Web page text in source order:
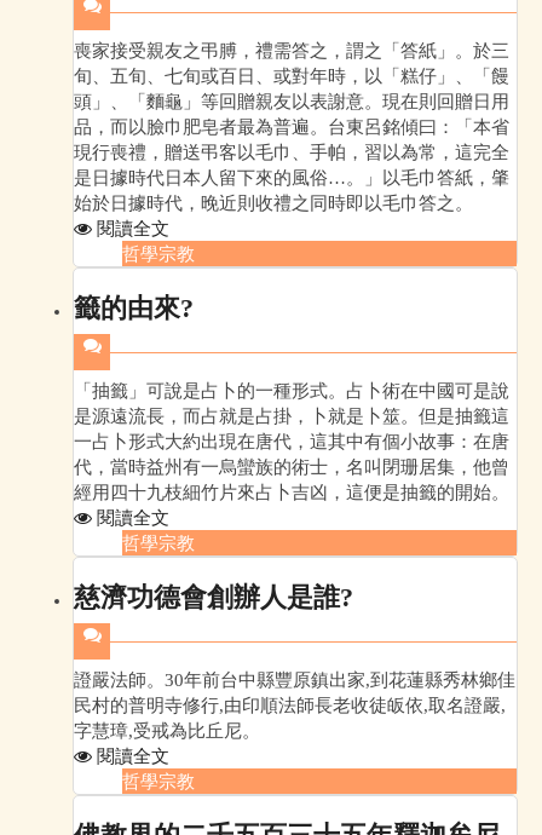
喪家接受親友之弔膊，禮需答之，謂之「答紙」。於三
旬、五旬、七旬或百日、或對年時，以「糕仔」、「饅
頭」、「麵龜」等回贈親友以表謝意。現在則回贈日用
品，而以臉巾肥皂者最為普遍。台東呂銘傾曰：「本省
現行喪禮，贈送弔客以毛巾、手帕，習以為常，這完全
是日據時代日本人留下來的風俗…。」以毛巾答紙，肇
始於日據時代，晚近則收禮之同時即以毛巾答之。
閱讀全文
哲學宗教
籤的由來?
「抽籤」可說是占卜的一種形式。占卜術在中國可是說
是源遠流長，而占就是占掛，卜就是卜筮。但是抽籤這
一占卜形式大約出現在唐代，這其中有個小故事：在唐
代，當時益州有一烏蠻族的術士，名叫閉珊居集，他曾
經用四十九枝細竹片來占卜吉凶，這便是抽籤的開始。
閱讀全文
哲學宗教
慈濟功德會創辦人是誰?
證嚴法師。30年前台中縣豐原鎮出家,到花蓮縣秀林鄉佳
民村的普明寺修行,由印順法師長老收徒皈依,取名證嚴,
字慧璋,受戒為比丘尼。
閱讀全文
哲學宗教